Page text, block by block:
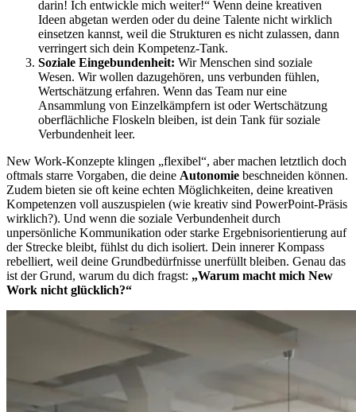
darin! Ich entwickle mich weiter!“ Wenn deine kreativen
Ideen abgetan werden oder du deine Talente nicht wirklich
einsetzen kannst, weil die Strukturen es nicht zulassen, dann
verringert sich dein Kompetenz-Tank.
Soziale Eingebundenheit: Wir Menschen sind soziale
Wesen. Wir wollen dazugehören, uns verbunden fühlen,
Wertschätzung erfahren. Wenn das Team nur eine
Ansammlung von Einzelkämpfern ist oder Wertschätzung
oberflächliche Floskeln bleiben, ist dein Tank für soziale
Verbundenheit leer.
New Work-Konzepte klingen „flexibel“, aber machen letztlich doch
oftmals starre Vorgaben, die deine Autonomie beschneiden können.
Zudem bieten sie oft keine echten Möglichkeiten, deine kreativen
Kompetenzen voll auszuspielen (wie kreativ sind PowerPoint-Präsis
wirklich?). Und wenn die soziale Verbundenheit durch
unpersönliche Kommunikation oder starke Ergebnisorientierung auf
der Strecke bleibt, fühlst du dich isoliert. Dein innerer Kompass
rebelliert, weil deine Grundbedürfnisse unerfüllt bleiben. Genau das
ist der Grund, warum du dich fragst: „Warum macht mich New
Work nicht glücklich?“